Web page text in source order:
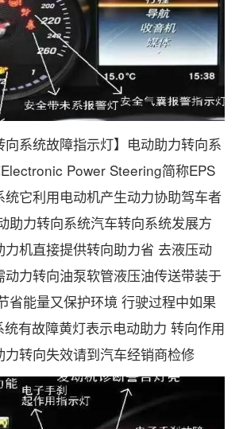
向系统故障指示灯】电动助力转向系
Power Steering简称EPS
统它利用电动机产生动力协助驾车者
助力转向系统汽车转向系统发展方
力机直接提供转向助力省 去液压动
动力转向油泵软管液压油传送带装于
省能量又保护环境 行驶过程中如果
有故障黄灯表示电动助力 转向作用
力转向失效请到汽车经销商检修